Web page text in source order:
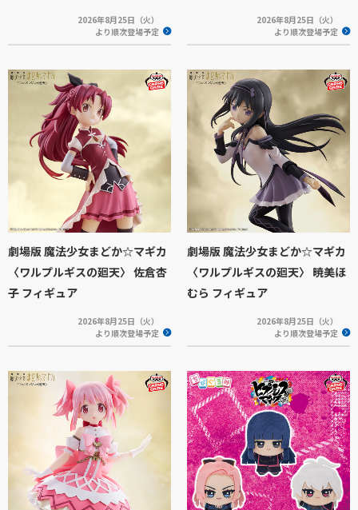
2026年8月25日（火）
より順次登場予定
2026年8月25日（火）
より順次登場予定
劇場版 魔法少女まどか☆マギカ
〈ワルプルギスの廻天〉 佐倉杏
子 フィギュア
2026年8月25日（火）
より順次登場予定
劇場版 魔法少女まどか☆マギカ
〈ワルプルギスの廻天〉 暁美ほ
むら フィギュア
2026年8月25日（火）
より順次登場予定